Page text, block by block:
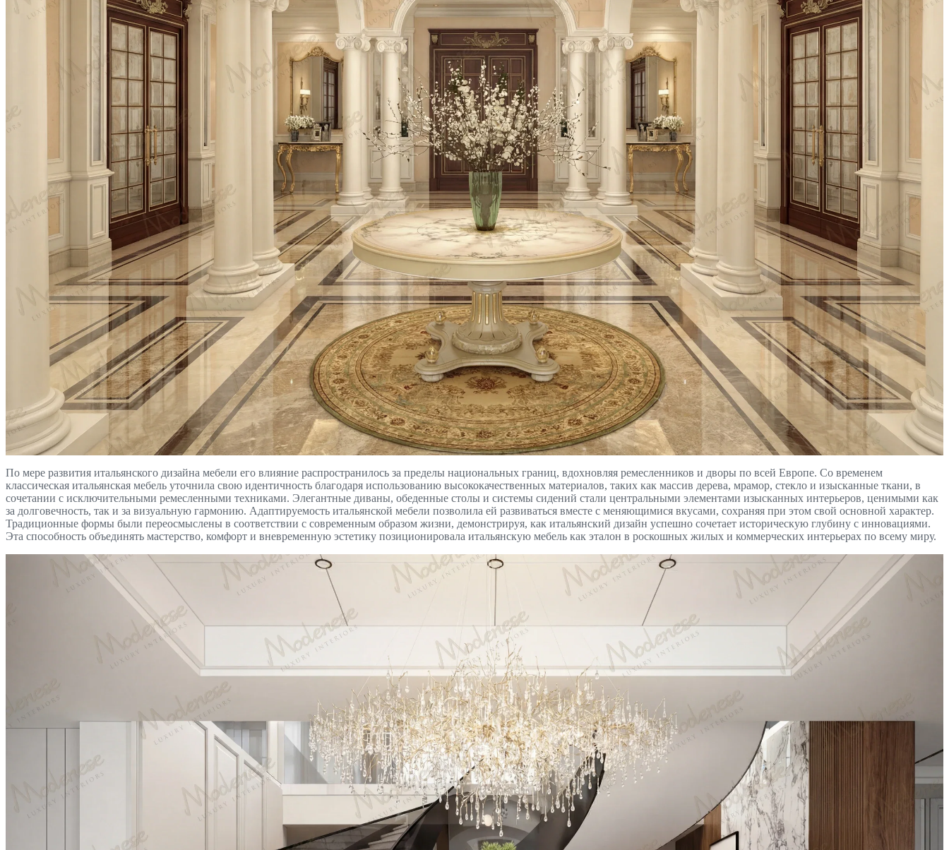
По мере развития итальянского дизайна мебели его влияние распространилось за пределы национальных границ, вдохновляя ремесленников и дворы по всей Европе. Со временем
классическая итальянская мебель уточнила свою идентичность благодаря использованию высококачественных материалов, таких как массив дерева, мрамор, стекло и изысканные ткани, в
сочетании с исключительными ремесленными техниками. Элегантные диваны, обеденные столы и системы сидений стали центральными элементами изысканных интерьеров, ценимыми как
за долговечность, так и за визуальную гармонию. Адаптируемость итальянской мебели позволила ей развиваться вместе с меняющимися вкусами, сохраняя при этом свой основной характер.
Традиционные формы были переосмыслены в соответствии с современным образом жизни, демонстрируя, как итальянский дизайн успешно сочетает историческую глубину с инновациями.
Эта способность объединять мастерство, комфорт и вневременную эстетику позиционировала итальянскую мебель как эталон в роскошных жилых и коммерческих интерьерах по всему миру.